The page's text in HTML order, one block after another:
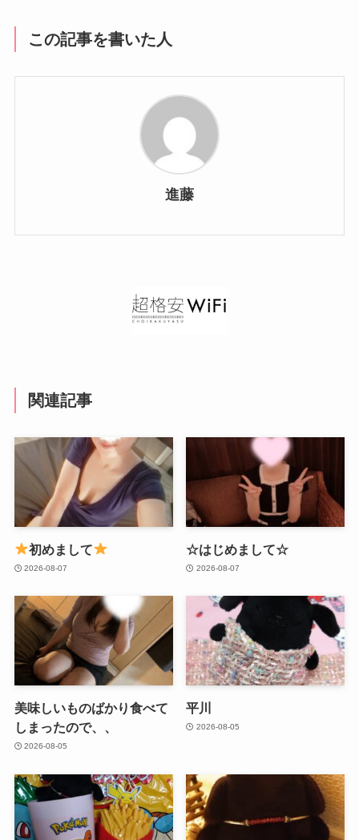
この記事を書いた人
進藤
関連記事
初めまして
2026-08-07
☆はじめまして☆
2026-08-07
美味しいものばかり食べて
しまったので、、
2026-08-05
平川
2026-08-05